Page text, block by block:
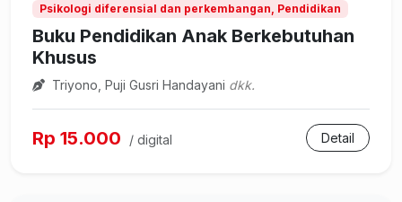
Psikologi diferensial dan perkembangan, Pendidikan
Buku Pendidikan Anak Berkebutuhan
Khusus
Triyono, Puji Gusri Handayani dkk.
Rp 15.000 / digital Detail